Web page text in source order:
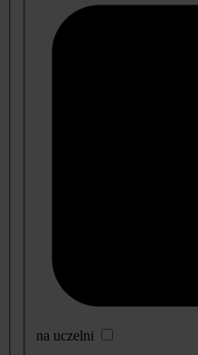
na uczelni